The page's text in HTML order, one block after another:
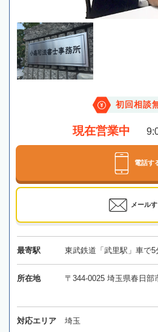
初回相談
現在営業中
電話す
メール
最寄駅 東武鉄道「武里駅」車で5
所在地 〒344-0025 埼玉県春日部
対応エリア 埼玉